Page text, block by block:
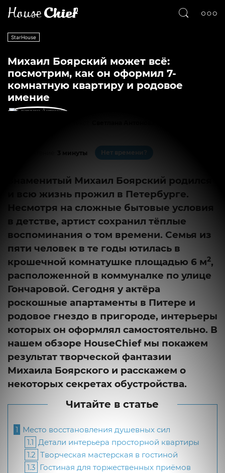
StarHouse
Михаил Боярский может всё:
посмотрим, как он оформил 7-
комнатную квартиру и родовое
имение
3 минуты Нет времени?
Знаменитый Михаил Боярский родился
и всю жизнь прожил в Петербурге.
Несмотря на сложные бытовые условия
в детстве, артист сохранил тёплые
воспоминания о том времени. Семья из
пяти человек в те годы ютилась в
крошечной комнатушке площадью 6 м2,
расположенной в коммуналке по улице
Гончаровой. Сегодня у актёра
роскошные апартаменты в Питере и
родовое гнездо в пригороде, интерьеры
которых он оформлял самостоятельно. В
нашем обзоре HouseChief мы покажем
результат творческой фантазии
Михаила Боярского и расскажем о
некоторых секретах обустройства.
Читайте в статье
1 Место восстановления душевных сил
1.1 Детали интерьера просторной квартиры
1.2 Творческая мастерская в гостиной
1.3 Гостиная для торжественных приёмов